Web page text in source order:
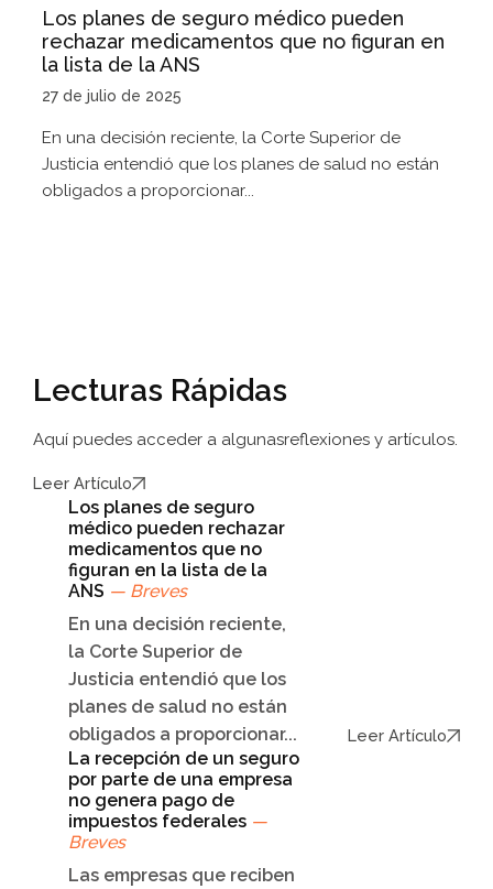
Los planes de seguro médico pueden
rechazar medicamentos que no figuran en
la lista de la ANS
27 de julio de 2025
En una decisión reciente, la Corte Superior de
Justicia entendió que los planes de salud no están
obligados a proporcionar...
Lecturas Rápidas
Aquí puedes acceder a algunasreflexiones y artículos.
Leer Artículo
Los planes de seguro
médico pueden rechazar
medicamentos que no
figuran en la lista de la
ANS — Breves
En una decisión reciente,
la Corte Superior de
Justicia entendió que los
planes de salud no están
obligados a proporcionar...
Leer Artículo
La recepción de un seguro
por parte de una empresa
no genera pago de
impuestos federales —
Breves
Las empresas que reciben